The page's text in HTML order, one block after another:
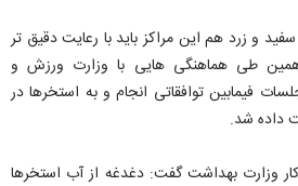
و زرد هم این مراکز باید با رعایت دقیق تر
همین طی هماهنگی هایی با وزارت ورزش و
فیمابین توافقاتی انجام و به استخرها در
داده شد.
وزارت بهداشت گفت: دغدغه از آب استخرها